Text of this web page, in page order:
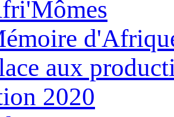
aux
2020